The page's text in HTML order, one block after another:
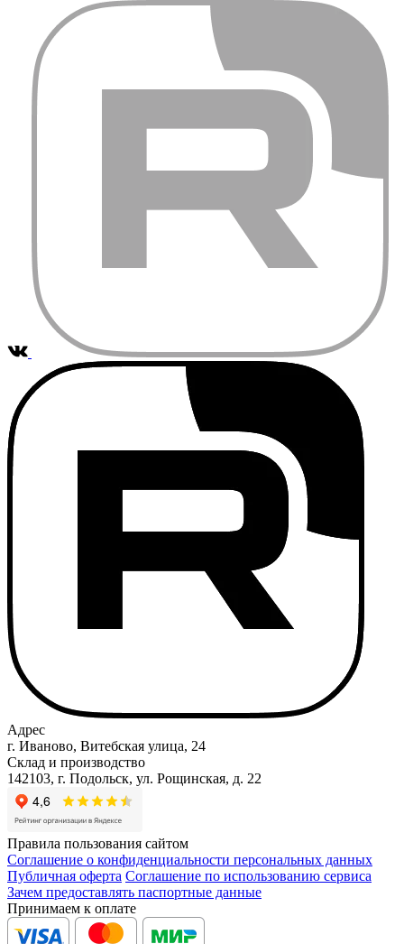
Адрес
г. Иваново, Витебская улица, 24
Склад и производство
142103, г. Подольск, ул. Рощинская, д. 22
Правила пользования сайтом
Соглашение о конфиденциальности персональных данных
Публичная оферта Соглашение по использованию сервиса
Зачем предоставлять паспортные данные
Принимаем к оплате